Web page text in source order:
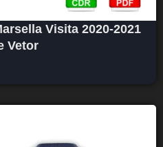
Visita 2020-2021
Vetor